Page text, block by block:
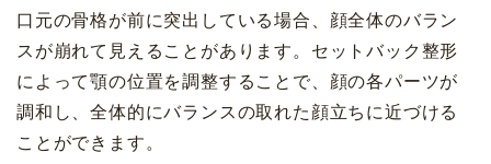
口元の骨格が前に突出している場合、顔全体のバラン
スが崩れて見えることがあります。セットバック整形
によって顎の位置を調整することで、顔の各パーツが
調和し、全体的にバランスの取れた顔立ちに近づける
ことができます。